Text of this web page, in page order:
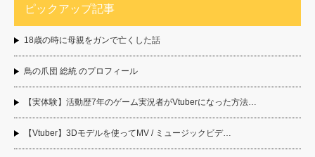
ピックアップ記事
18歳の時に母親をガンで亡くした話
鳥の爪団 総統 のプロフィール
【実体験】活動歴7年のゲーム実況者がVtuberになった方法…
【Vtuber】3Dモデルを使ってMV / ミュージックビデ…